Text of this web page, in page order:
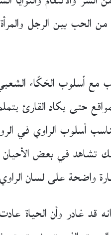
الحب بين الرجل
أسلوب الحَكّاء
حتى يكاد القارئ
أسلوب الراوي في
تشاهد في بعض
واضحة على لسان
غادر وأن الحياة